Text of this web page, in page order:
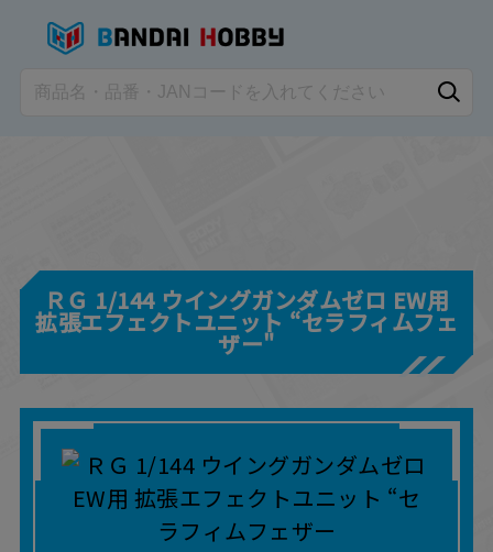
ＲＧ 1/144 ウイングガンダムゼロ EW用
拡張エフェクトユニット “セラフィムフェ
ザー"